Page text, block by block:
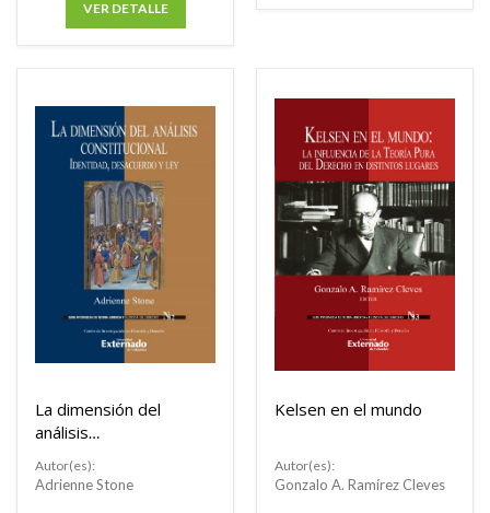
VER DETALLE
La dimensión del
análisis
constitucional
Autor(es):
Adrienne Stone
Kelsen en el mundo
Autor(es):
Gonzalo A. Ramírez Cleves